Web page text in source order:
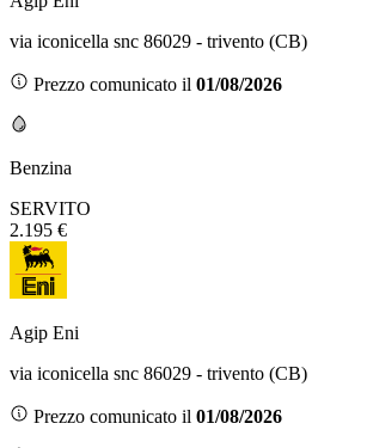
via iconicella snc 86029 - trivento (CB)
Prezzo comunicato il 01/08/2026
Benzina
SERVITO
2.195 €
Agip Eni
via iconicella snc 86029 - trivento (CB)
Prezzo comunicato il 01/08/2026